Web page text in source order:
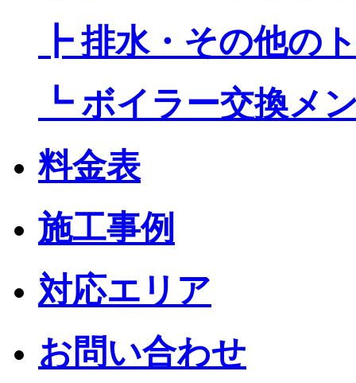
┣ 排水・その他の
┗ ボイラー交換メ
料金表
施工事例
対応エリア
お問い合わせ